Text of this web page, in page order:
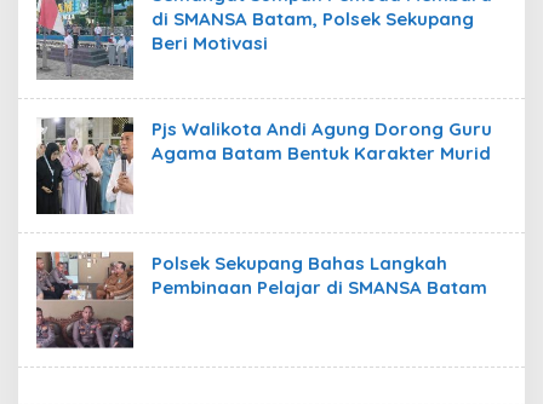
di SMANSA Batam, Polsek Sekupang
Beri Motivasi
Pjs Walikota Andi Agung Dorong Guru
Agama Batam Bentuk Karakter Murid
Polsek Sekupang Bahas Langkah
Pembinaan Pelajar di SMANSA Batam